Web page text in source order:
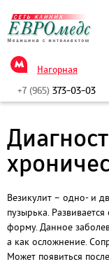
Нагорная
+7 (965) 373-03-03
Везикулит – одно- и
пузырька.
форму. Данное
а как осложнение.
Может появиться